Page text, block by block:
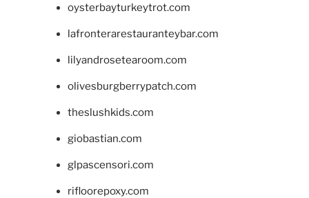
oysterbayturkeytrot.com
lafronterarestauranteybar.com
lilyandrosetearoom.com
olivesburgberrypatch.com
theslushkids.com
giobastian.com
glpascensori.com
rifloorepoxy.com